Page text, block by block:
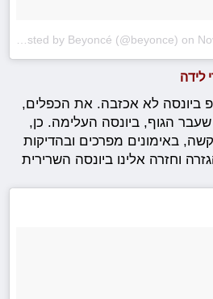
on
ביונסה לא אכזבה. את הכפלים,
הגוף, ביונסה העלימה. כן,
באימונים מפרכים ובהדיקות
וחזרה אלינו ביונסה השרירית